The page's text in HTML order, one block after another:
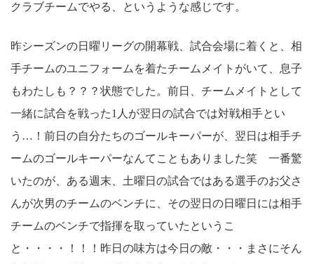
クラブチームでやる、というような感じです。
昨シーズンの日曜リーグの開幕戦、試合会場に着くと、相
手チームのユニフォームを着たチームメイトがいて、息子
もわたしも？？？状態でした。前日、チームメイトとして
一緒に試合を戦った1人が翌日の試合では対戦相手とい
う…！前日の自分たちのゴールキーパーが、翌日は相手チ
ームのゴールキーパーなんてこともありました笑 一番驚
いたのが、ある週末、土曜日の試合ではある選手のお父さ
んが次男のチームのベンチに、その翌日の日曜日には相手
チームのベンチで指揮を取っていたというこ
と・・・・！！！昨日の味方は今日の敵・・・まさにそん